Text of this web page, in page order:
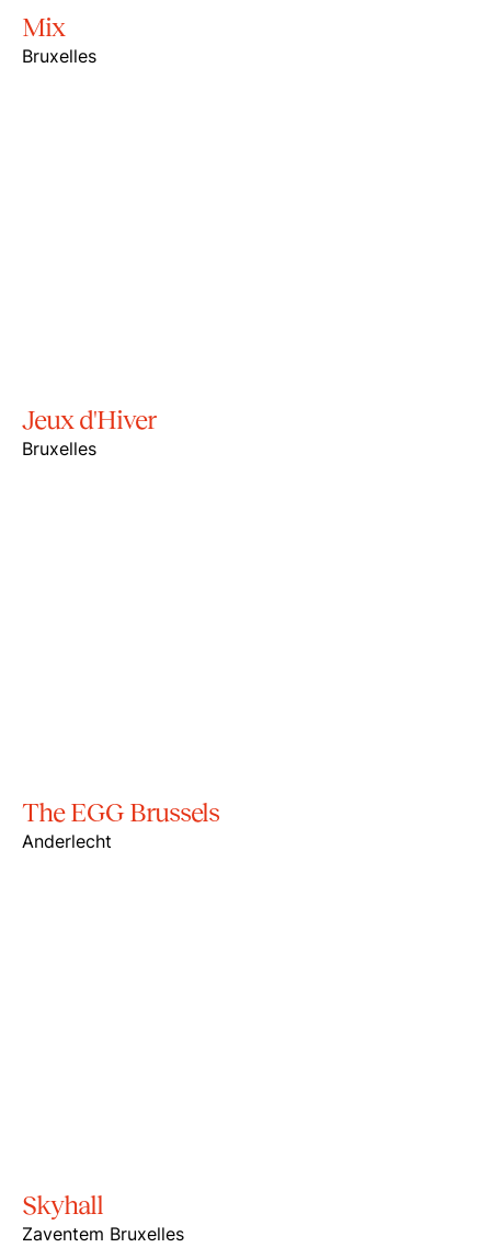
Mix
Bruxelles
Jeux d'Hiver
Bruxelles
The EGG Brussels
Anderlecht
Skyhall
Zaventem Bruxelles